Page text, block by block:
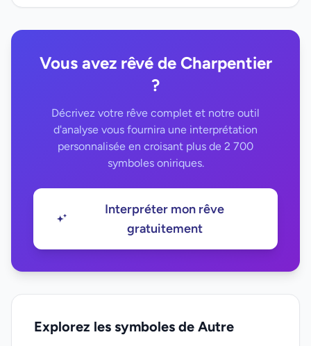
Vous avez rêvé de Charpentier
?
Décrivez votre rêve complet et notre outil
d'analyse vous fournira une interprétation
personnalisée en croisant plus de 2 700
symboles oniriques.
Interpréter mon rêve
gratuitement
Explorez les symboles de Autre